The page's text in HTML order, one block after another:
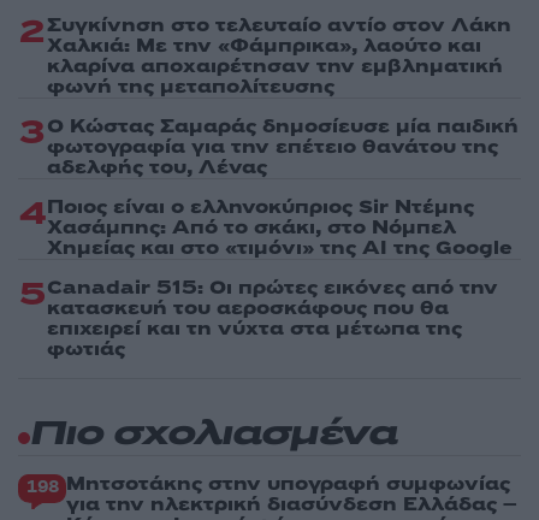
2Συγκίνηση στο τελευταίο αντίο στον Λάκη
Χαλκιά: Με την «Φάμπρικα», λαούτο και
κλαρίνα αποχαιρέτησαν την εμβληματική
φωνή της μεταπολίτευσης
3Ο Κώστας Σαμαράς δημοσίευσε μία παιδική
φωτογραφία για την επέτειο θανάτου της
αδελφής του, Λένας
4Ποιος είναι ο ελληνοκύπριος Sir Ντέμης
Χασάμπης: Από το σκάκι, στο Νόμπελ
Χημείας και στο «τιμόνι» της AI της Google
5Canadair 515: Οι πρώτες εικόνες από την
κατασκευή του αεροσκάφους που θα
επιχειρεί και τη νύχτα στα μέτωπα της
φωτιάς
Πιο σχολιασμένα
198 Μητσοτάκης στην υπογραφή συμφωνίας
για την ηλεκτρική διασύνδεση Ελλάδας –